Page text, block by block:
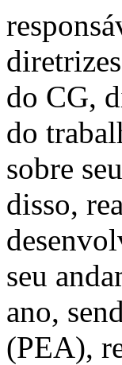
do CG,
do
sobre
disso,
seu
ano,
(PEA),